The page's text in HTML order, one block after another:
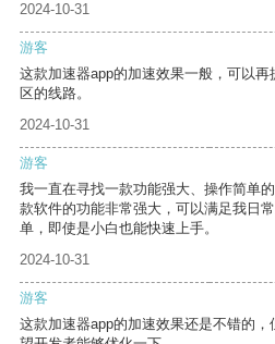
2024-10-31
游客
这款加速器app的加速效果一般，可以
区的线路。
2024-10-31
游客
我一直在寻找一款功能强大、操作简单
款软件的功能非常强大，可以满足我日
单，即使是小白也能快速上手。
2024-10-31
游客
这款加速器app的加速效果还是不错的